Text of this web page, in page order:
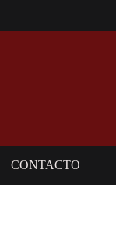
CONTACTO